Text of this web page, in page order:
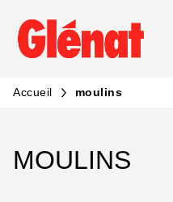
MENU RECHERCHE
PIED DE PAGE
Accueil moulins
MOULINS